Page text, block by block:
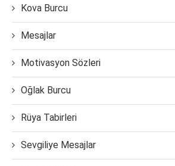
Kova Burcu
Mesajlar
Motivasyon Sözleri
Oğlak Burcu
Rüya Tabirleri
Sevgiliye Mesajlar